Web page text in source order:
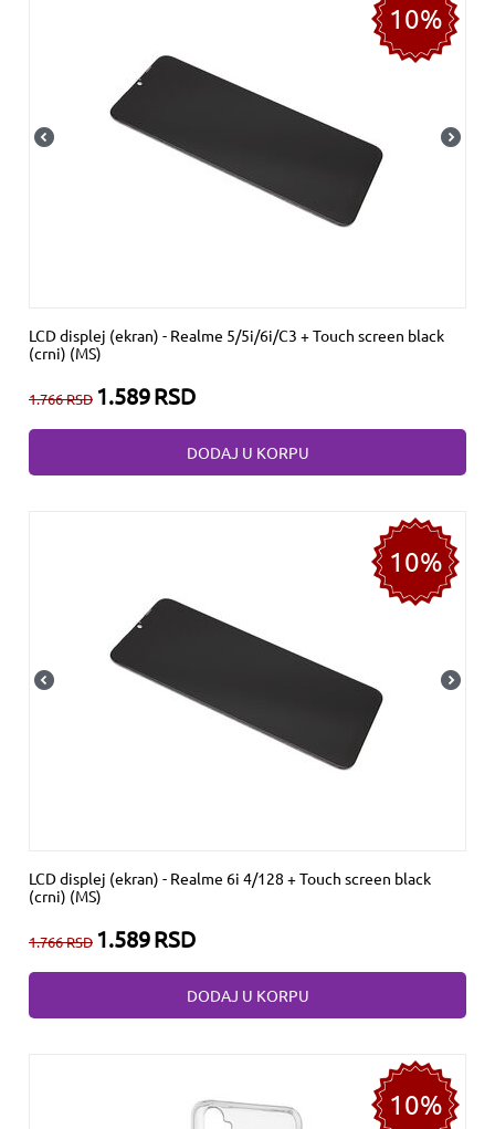
10%
LCD displej (ekran) - Realme 5/5i/6i/C3 + Touch screen black
(crni) (MS)
1.766RSD 1.589RSD
DODAJ U KORPU
10%
LCD displej (ekran) - Realme 6i 4/128 + Touch screen black
(crni) (MS)
1.766RSD 1.589RSD
DODAJ U KORPU
10%